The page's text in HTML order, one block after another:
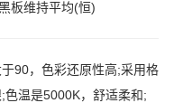
板维持平均(恒)
90，色彩还原性高;采用格
温是5000K，舒适柔和;